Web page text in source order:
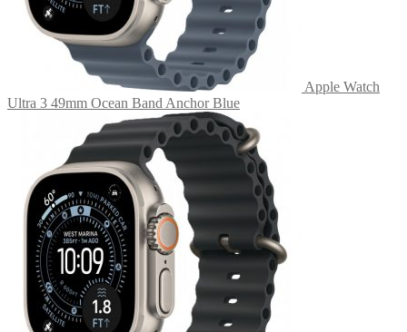
Apple Watch
Ultra 3 49mm Ocean Band Anchor Blue